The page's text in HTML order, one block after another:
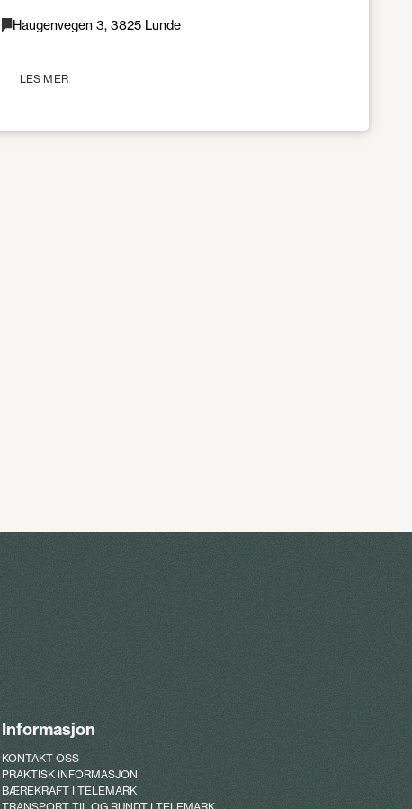
Haugenvegen 3, 3825 Lunde
LES MER
Informasjon
KONTAKT OSS
PRAKTISK INFORMASJON
BÆREKRAFT I TELEMARK